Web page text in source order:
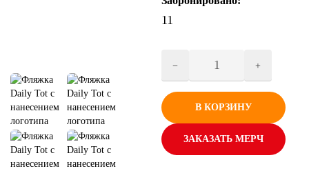
11
В КОРЗИНУ
ЗАКАЗАТЬ МЕРЧ